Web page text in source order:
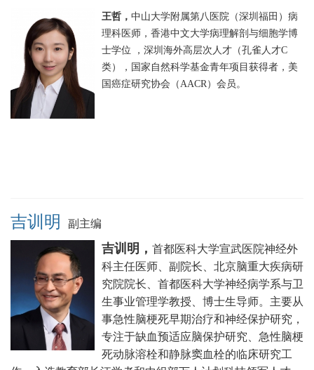
王哲， 中山大学附属第八医院（深圳福田）病
理科医师，香港中文大学病理解剖与细胞学博
士学位 ，深圳海外高层次人才（孔雀人才C
类），国家自然科学基金青年项目获得者，美
国癌症研究协会（AACR）会员。
吉训明 副主编
吉训明， 首都医科大学宣武医院神经外
科主任医师、副院长、北京脑重大疾病研
究院院长、首都医科大学神经病学系与卫
生事业管理学教授、博士生导师。主要从
事急性脑梗死早期治疗和神经保护研究，
专注于缺血预适应脑保护研究、急性脑梗
死动脉溶栓和静脉窦血栓的临床研究工